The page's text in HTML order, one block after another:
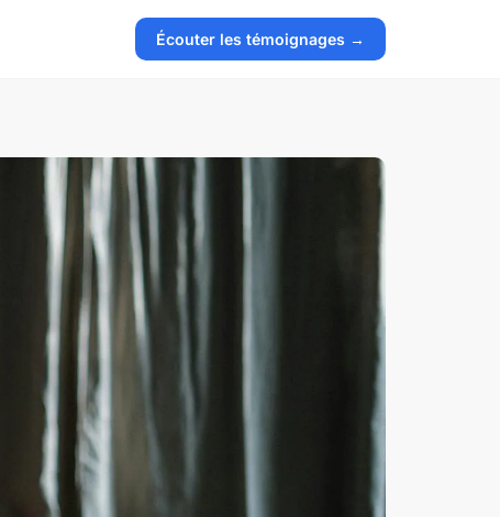
Écouter les témoignages →